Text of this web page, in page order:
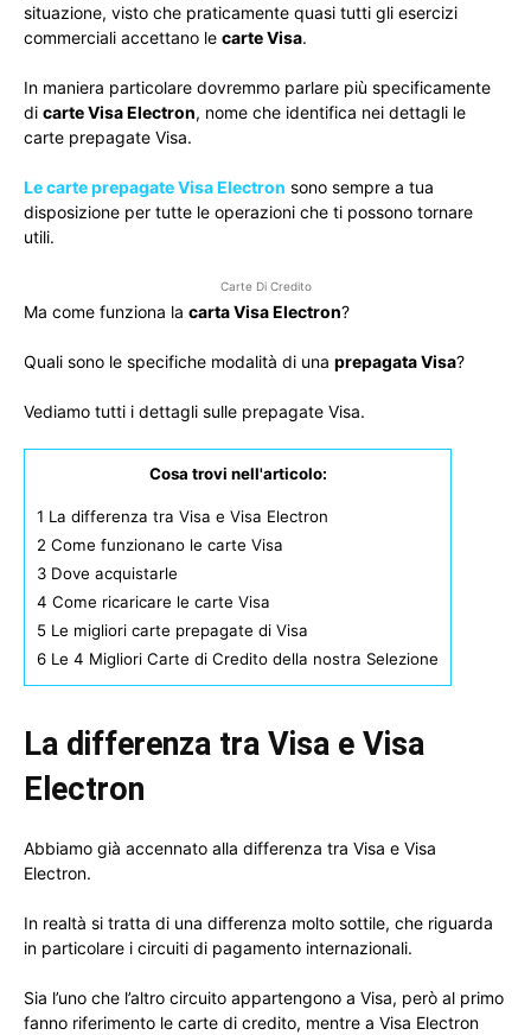
situazione, visto che praticamente quasi tutti gli esercizi
commerciali accettano le carte Visa.
In maniera particolare dovremmo parlare più specificamente
di carte Visa Electron, nome che identifica nei dettagli le
carte prepagate Visa.
Le carte prepagate Visa Electron sono sempre a tua
disposizione per tutte le operazioni che ti possono tornare
utili.
Carte Di Credito
Ma come funziona la carta Visa Electron?
Quali sono le specifiche modalità di una prepagata Visa?
Vediamo tutti i dettagli sulle prepagate Visa.
Cosa trovi nell'articolo:
1 La differenza tra Visa e Visa Electron
2 Come funzionano le carte Visa
3 Dove acquistarle
4 Come ricaricare le carte Visa
5 Le migliori carte prepagate di Visa
6 Le 4 Migliori Carte di Credito della nostra Selezione
La differenza tra Visa e Visa
Electron
Abbiamo già accennato alla differenza tra Visa e Visa
Electron.
In realtà si tratta di una differenza molto sottile, che riguarda
in particolare i circuiti di pagamento internazionali.
Sia l’uno che l’altro circuito appartengono a Visa, però al primo
fanno riferimento le carte di credito, mentre a Visa Electron